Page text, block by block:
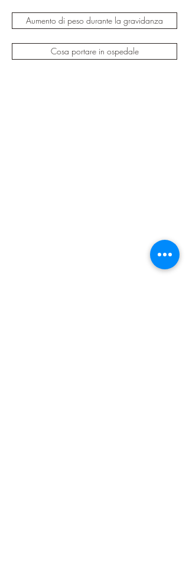
Aumento di peso durante la gravidanza
Cosa portare in ospedale